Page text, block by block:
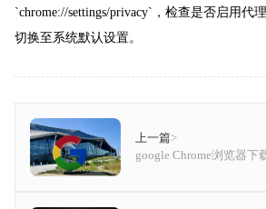
`chrome://settings/privacy`，检查是否启用代
切换至系统默认设置。
上一篇>
google Chrome浏览器下